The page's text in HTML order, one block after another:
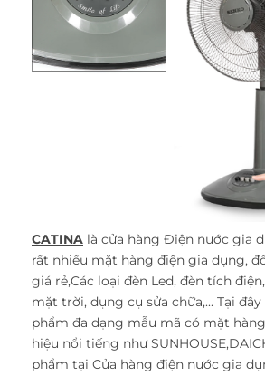
CATINA là cửa hàng Điện nước gia
rất nhiều mặt hàng điện gia dụng,
giá rẻ,Các loại đèn Led, đèn tích
mặt trời, dụng cụ sửa chữa,... Tại
phẩm đa dạng mẫu mã có mặt
hiệu nổi tiếng như
phẩm tại Cửa hàng điện nước gia